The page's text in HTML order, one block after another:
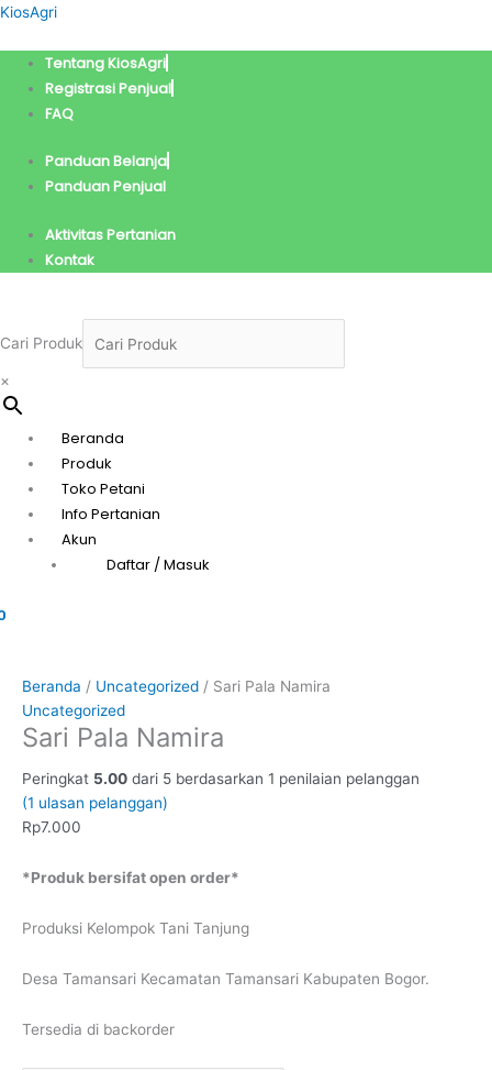
Lewati
konten
KiosAgri
Tentang KiosAgri
Registrasi Penjual
FAQ
Panduan Belanja
Panduan Penjual
Aktivitas Pertanian
Kontak
Cari Produk
×
Menu
Beranda
Produk
Toko Petani
Info Pertanian
Akun
Daftar / Masuk
Beranda / Uncategorized / Sari Pala Namira
Uncategorized
Sari Pala Namira
Peringkat 5.00 dari 5 berdasarkan 1 penilaian pelanggan
(1 ulasan pelanggan)
Rp7.000
*Produk bersifat open order*
Produksi Kelompok Tani Tanjung
Desa Tamansari Kecamatan Tamansari Kabupaten Bogor.
Tersedia di backorder
Kuantitas
Pala
Namira
adalah:
Rp15.000.